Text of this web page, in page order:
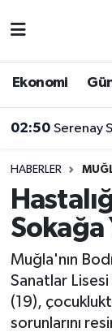
Ekonomi
02:50 Serenay
HABERLER
Sokağa
Muğla'nın
Sanatlar
(19),
sorunlarını
Asayiş
Biyografi
Çevre
Diğer
Dünya
Ankara
Ankara
Süper Lig
Tüm
Son